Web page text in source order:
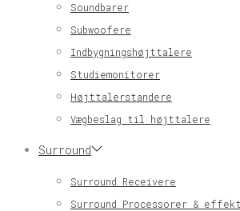
Soundbarer
Subwoofere
Indbygningshøjttalere
Studiemonitorer
Højttalerstandere
Vægbeslag til højttalere
Surround
Surround Receivere
Surround Processorer &